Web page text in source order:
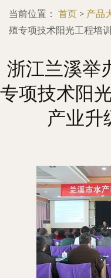
当前位置： 首页 > 产品
殖专项技术阳光工程培
浙江兰溪举
专项技术阳
产业升